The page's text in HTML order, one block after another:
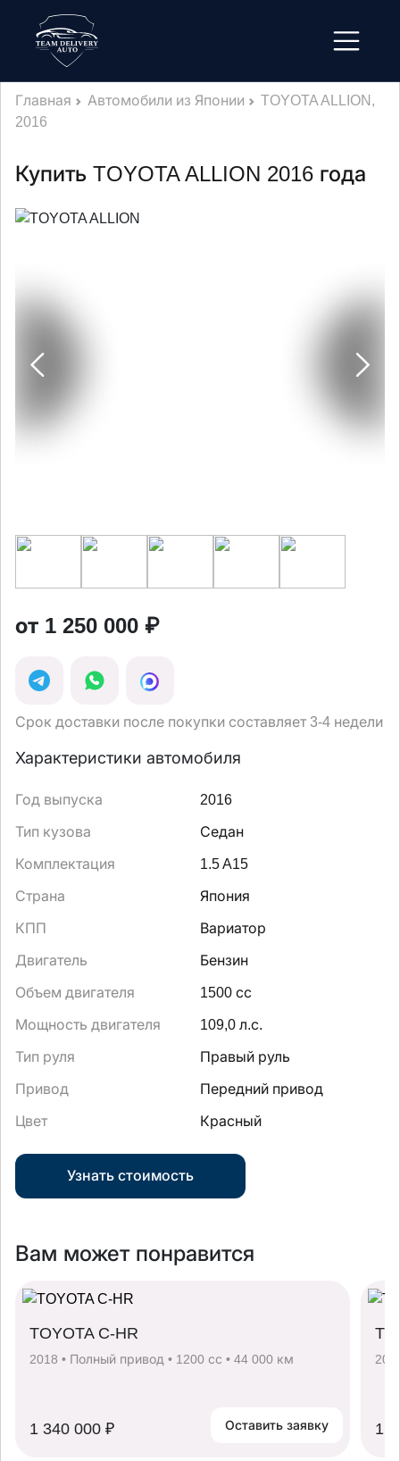
Главная Автомобили из Японии
TOYOTA ALLION,
2016
Купить TOYOTA ALLION 2016 года
от 1 250 000 ₽
Срок доставки после покупки составляет 3-4 недели
Характеристики автомобиля
Год выпуска 2016
Тип кузова Седан
Комплектация 1.5 A15
Страна Япония
КПП Вариатор
Двигатель Бензин
Объем двигателя 1500 сс
Мощность двигателя 109,0 л.с.
Тип руля Правый руль
Привод Передний привод
Цвет Красный
Узнать стоимость
Вам может понравится
TOYOTA C-HR
2018 • Полный привод • 1200 сс • 44 000 км
1 340 000 ₽ Оставить заявку 1